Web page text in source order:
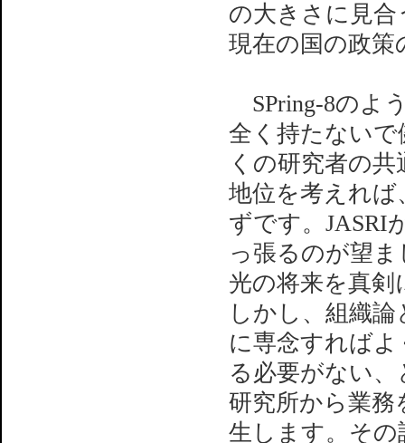
の大きさに見
現在の国の政
SPring-8のよ
全く持たない
くの研究者の
地位を考えれば
ずです。JASRI
っ張るのが望ま
光の将来を真
しかし、組織
に専念すれば
る必要がない
研究所から業
生します。そ